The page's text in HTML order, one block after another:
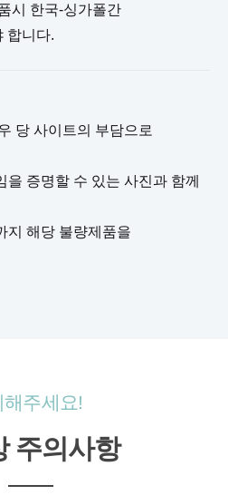
시 한국-싱가폴간
합니다.
당 사이트의 부담으로
을 증명할 수 있는 사진과 함께
지 해당 불량제품을
해주세요!
주의사항